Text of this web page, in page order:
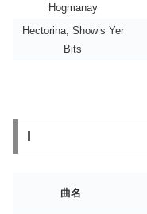
Hogmanay
Hectorina, Show’s Yer
Bits
I
曲名